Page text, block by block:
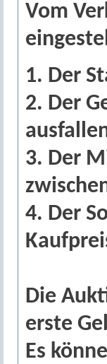
Vom
1. Der
2. Der
3. Der
4. Der
Die
erste
Es